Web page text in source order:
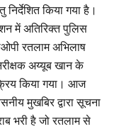
किया गया है।
में अतिरिक्त पुलिस
रतलाम अभिलाष
अय्यूब खान के
किया गया। आज
मुखबिर द्वारा सूचना
भरी है जो रतलाम से